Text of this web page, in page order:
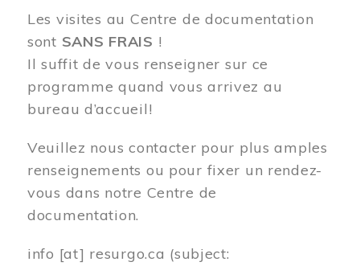
Les visites au Centre de documentation
sont SANS FRAIS !
Il suffit de vous renseigner sur ce
programme quand vous arrivez au
bureau d’accueil!
Veuillez nous contacter pour plus amples
renseignements ou pour fixer un rendez-
vous dans notre Centre de
documentation.
info [at] resurgo.ca (subject: